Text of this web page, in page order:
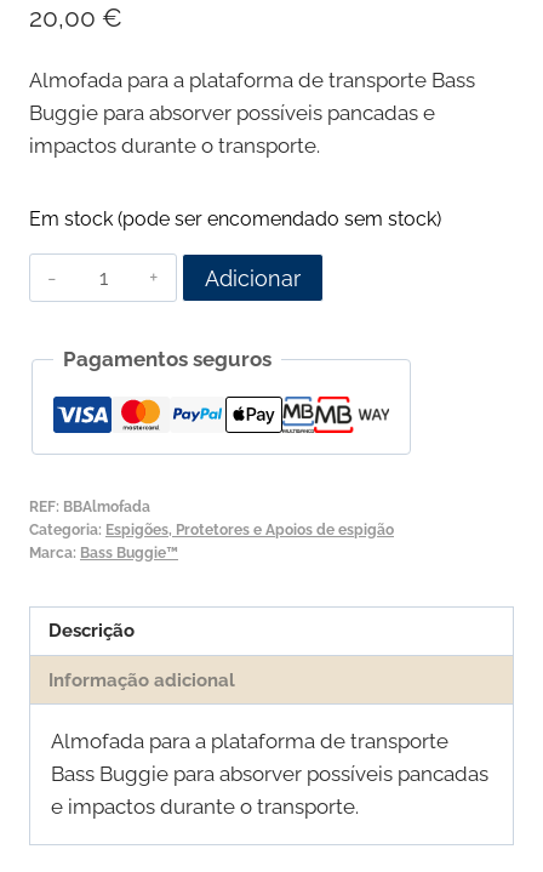
20,00 €
Almofada para a plataforma de transporte Bass
Buggie para absorver possíveis pancadas e
impactos durante o transporte.
Em stock (pode ser encomendado sem stock)
Quantidade
de
Buggie™
Almofada
de
Adicionar
Pagamentos seguros
REF: BBAlmofada
Categoria: Espigões, Protetores e Apoios de espigão
Marca: Bass Buggie™
Descrição
Informação adicional
Almofada para a plataforma de transporte
Bass Buggie para absorver possíveis pancadas
e impactos durante o transporte.